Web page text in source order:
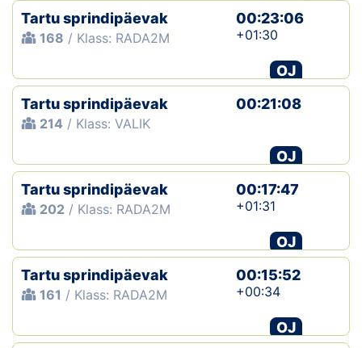
Tartu sprindipäevak
168 / Klass: RADA2M
00:23:06
+01:30
OJ
Tartu sprindipäevak
214 / Klass: VALIK
00:21:08
OJ
Tartu sprindipäevak
202 / Klass: RADA2M
00:17:47
+01:31
OJ
Tartu sprindipäevak
161 / Klass: RADA2M
00:15:52
+00:34
OJ